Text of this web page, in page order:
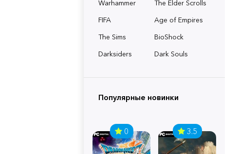
Warhammer
The Elder Scrolls
FIFA
Age of Empires
The Sims
BioShock
Darksiders
Dark Souls
Популярные новинки
0 3.5